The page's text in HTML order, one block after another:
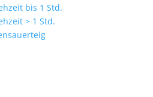
bis 1 Std.
> 1 Std.